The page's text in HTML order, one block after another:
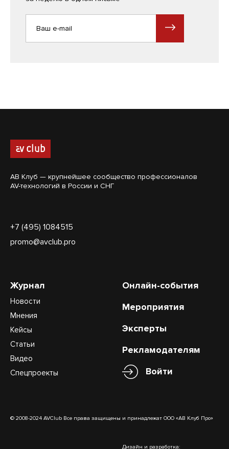
АВ Клуб — крупнейшее сообщество профессионалов
AV-технологий в России и СНГ
+7 (495) 1084515
promo@avclub.pro
Журнал
Новости
Мнения
Кейсы
Статьи
Видео
Спецпроекты
Онлайн-события
Мероприятия
Эксперты
Рекламодателям
Войти
© 2008-2024 AVClub Все права защищены и принадлежат ООО «АВ Клуб Про»
Дизайн и разработка: